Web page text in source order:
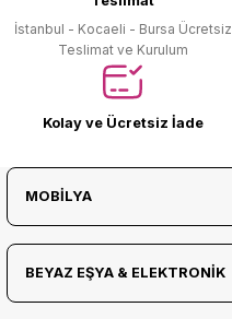
İstanbul - Kocaeli - Bursa Ücretsiz
Teslimat ve Kurulum
Kolay ve Ücretsiz İade
MOBİLYA
BEYAZ EŞYA & ELEKTRONİK